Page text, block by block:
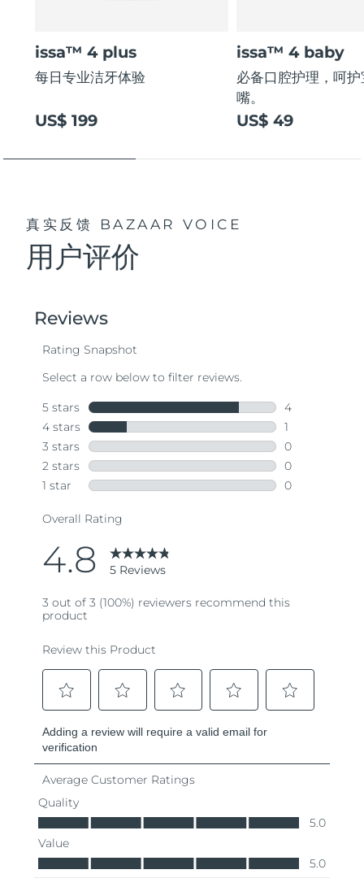
issa™ 4 plus
每日专业洁牙体验
US$ 199
issa™ 4 baby
必备口腔护理，呵
嘴。
US$ 49
真实反馈 BAZAAR VOICE
用户评价